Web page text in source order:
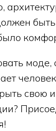
моде,
свою